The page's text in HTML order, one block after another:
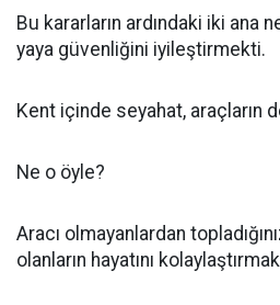
Bu kararların ardındaki iki ana
yaya güvenliğini iyileştirmekti.
Kent içinde seyahat, araçların
Ne o öyle?
Aracı olmayanlardan
olanların hayatını